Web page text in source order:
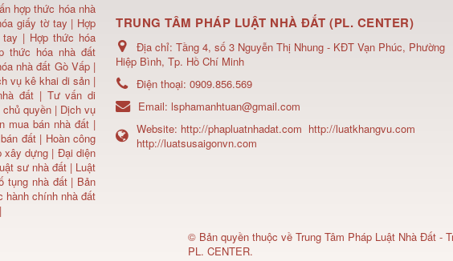
hợp thức hóa nhà
giấy tờ tay | Hợp
| Hợp thức hóa
thức hóa nhà đất
nhà đất Gò Vấp|
vụ kê khai di sản |
đất | Tư vấn di
quyền | Dịch vụ
mua bán nhà đất |
đất | Hoàn công
xây dựng | Đại diện
sư nhà đất| Luật
tụng nhà đất | Bản
hành chính nhà đất
|
TRUNG TÂM PHÁP LUẬT NHÀ ĐẤT (PL. CENTER)
Địa chỉ: Tầng 4, số 3 Nguyễn Thị Nhung - KĐT Vạn Phúc, Phường
Hiệp Bình, Tp. Hồ Chí Minh
Điện thoại: 0909.856.569
Email: lsphamanhtuan@gmail.com
Website: http://phapluatnhadat.com http://luatkhangvu.com
http://luatsusaigonvn.com
© Bản quyền thuộc về Trung Tâm Pháp Luật Nhà Đất -
PL. CENTER.